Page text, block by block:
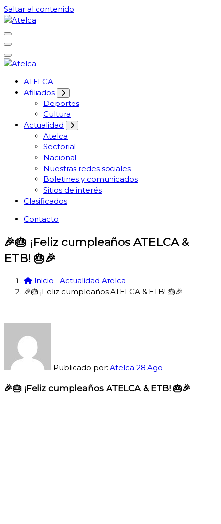
Saltar al contenido
Atelca
61 años Conocimiento, movilización y lucha
Atelca
61 años Conocimiento, movilización y lucha
ATELCA
Afiliados
Deportes
Cultura
Actualidad
Atelca
Sectorial
Nacional
Nuestras redes sociales
Boletines y comunicados
Sitios de interés
Clasificados
Contacto
🎉🎂 ¡Feliz cumpleaños ATELCA &
ETB! 🎂🎉
Inicio
Actualidad Atelca
🎉🎂 ¡Feliz cumpleaños ATELCA & ETB! 🎂🎉
Publicado por: Atelca 28 Ago
🎉🎂 ¡Feliz cumpleaños ATELCA & ETB! 🎂🎉